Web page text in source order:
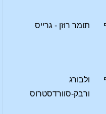
תומר רוזן - גרייס
ולבורג
ורבק-סוורדסטרוס